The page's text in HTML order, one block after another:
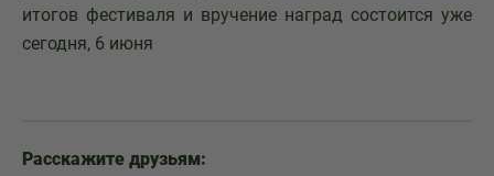
итогов фестиваля и вручение наград состоится уже
сегодня, 6 июня
Расскажите друзьям: